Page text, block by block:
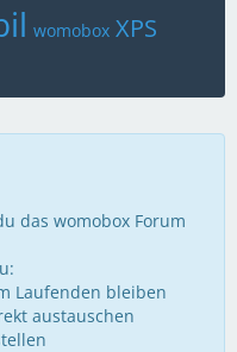
womobox XPS
das womobox Forum
Laufenden bleiben
austauschen